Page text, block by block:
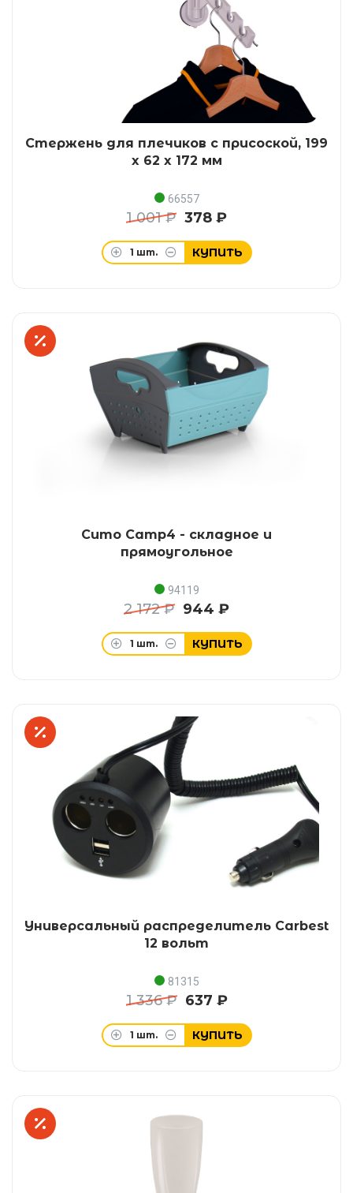
Стержень для плечиков с присоской, 199
x 62 x 172 мм
66557
1 001 ₽ 378 ₽
1 шт. КУПИТЬ
Сито Camp4 - складное и
прямоугольное
94119
2 172 ₽ 944 ₽
1 шт. КУПИТЬ
Универсальный распределитель Carbest
12 вольт
81315
1 336 ₽ 637 ₽
1 шт. КУПИТЬ